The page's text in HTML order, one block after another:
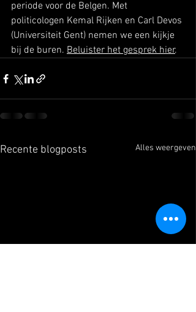
periode voor de Belgen. Met
politicologen Kemal Rijken en Carl Devos
(Universiteit Gent) nemen we een kijkje
bij de buren. Beluister het gesprek hier.
Recente blogposts Alles weergeven